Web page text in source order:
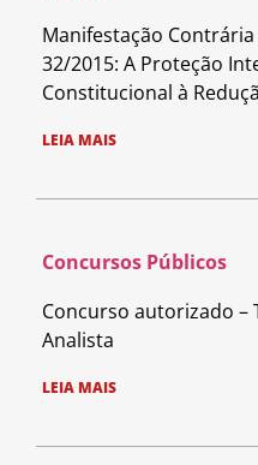
Manifestação Contrária
32/2015: A Proteção
Constitucional à
LEIA MAIS
Concursos Públicos
Concurso autorizado –
Analista
LEIA MAIS